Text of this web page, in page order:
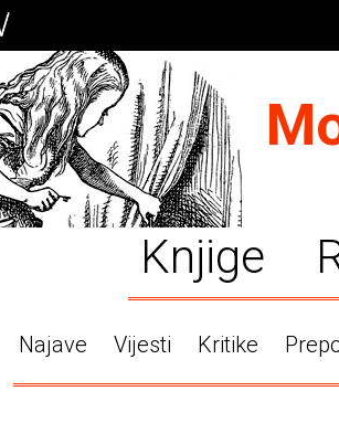
Knjige
Najave Vijesti Kritike